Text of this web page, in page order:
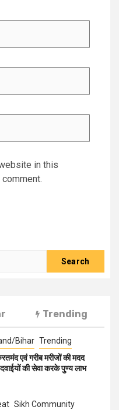
in this
Trending
Bihar Trending
एवं गरीब मरीजों की मदद
की सेवा करके पुण्य लाभ
Sikh Community